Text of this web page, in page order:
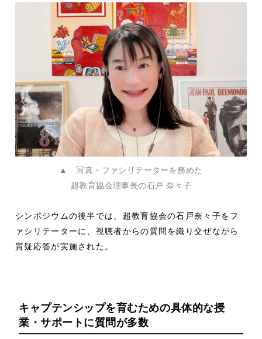
▲ 写真・ファシリテーターを務めた
超教育協会理事長の石戸 奈々子
シンポジウムの後半では、超教育協会の石戸奈々子をフ
ァシリテーターに、視聴者からの質問を織り交ぜながら
質疑応答が実施された。
キャプテンシップを育むための具体的な授
業・サポートに質問が多数